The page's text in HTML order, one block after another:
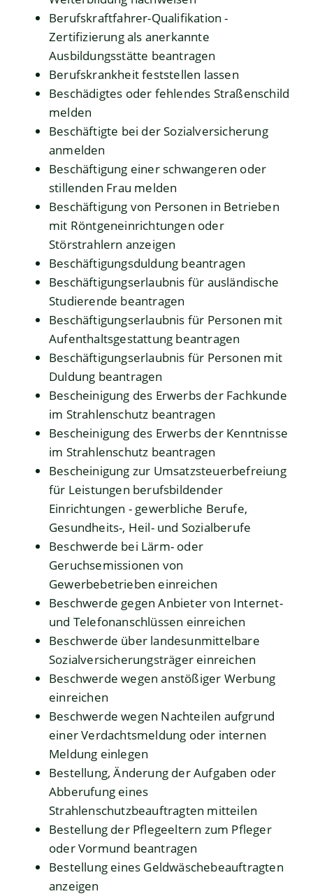
Berufskraftfahrer-Qualifikation -
Zertifizierung als anerkannte
Ausbildungsstätte beantragen
Berufskrankheit feststellen lassen
Beschädigtes oder fehlendes Straßenschild
melden
Beschäftigte bei der Sozialversicherung
anmelden
Beschäftigung einer schwangeren oder
stillenden Frau melden
Beschäftigung von Personen in Betrieben
mit Röntgeneinrichtungen oder
Störstrahlern anzeigen
Beschäftigungsduldung beantragen
Beschäftigungserlaubnis für ausländische
Studierende beantragen
Beschäftigungserlaubnis für Personen mit
Aufenthaltsgestattung beantragen
Beschäftigungserlaubnis für Personen mit
Duldung beantragen
Bescheinigung des Erwerbs der Fachkunde
im Strahlenschutz beantragen
Bescheinigung des Erwerbs der Kenntnisse
im Strahlenschutz beantragen
Bescheinigung zur Umsatzsteuerbefreiung
für Leistungen berufsbildender
Einrichtungen - gewerbliche Berufe,
Gesundheits-, Heil- und Sozialberufe
Beschwerde bei Lärm- oder
Geruchsemissionen von
Gewerbebetrieben einreichen
Beschwerde gegen Anbieter von Internet-
und Telefonanschlüssen einreichen
Beschwerde über landesunmittelbare
Sozialversicherungsträger einreichen
Beschwerde wegen anstößiger Werbung
einreichen
Beschwerde wegen Nachteilen aufgrund
einer Verdachtsmeldung oder internen
Meldung einlegen
Bestellung, Änderung der Aufgaben oder
Abberufung eines
Strahlenschutzbeauftragten mitteilen
Bestellung der Pflegeeltern zum Pfleger
oder Vormund beantragen
Bestellung eines Geldwäschebeauftragten
anzeigen